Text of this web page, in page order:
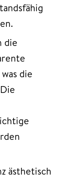
die
die
ästhetisch